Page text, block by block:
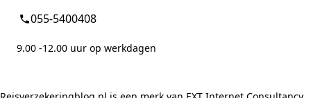
055-5400408
9.00 -12.00 uur op werkdagen